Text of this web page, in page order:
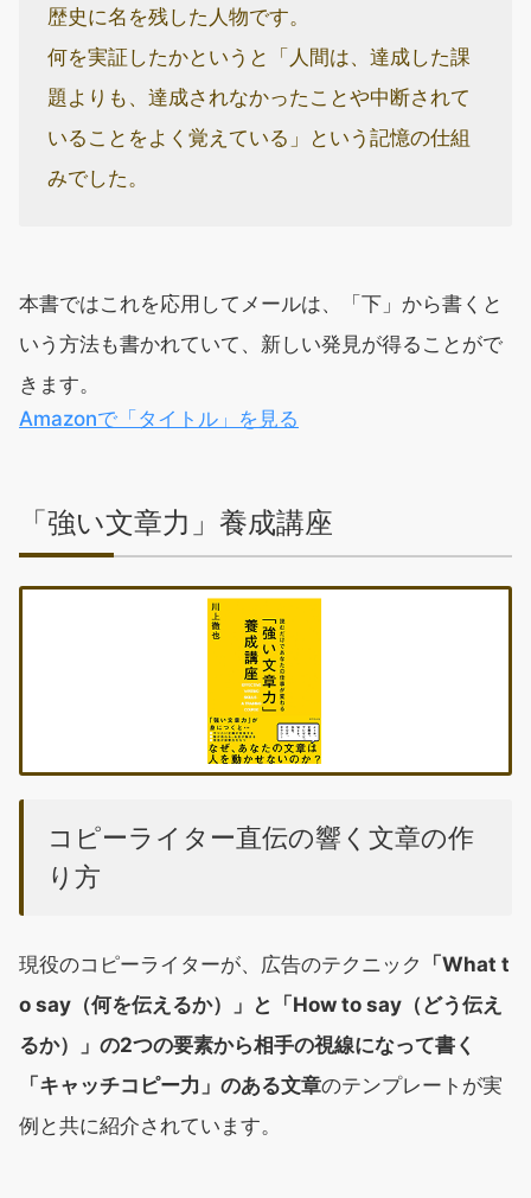
歴史に名を残した人物です。
何を実証したかというと「人間は、達成した課
題よりも、達成されなかったことや中断されて
いることをよく覚えている」という記憶の仕組
みでした。
本書ではこれを応用してメールは、「下」から書くと
いう方法も書かれていて、新しい発見が得ることがで
きます。
Amazonで「タイトル」を見る
「強い文章力」養成講座
コピーライター直伝の響く文章の作
り方
現役のコピーライターが、広告のテクニック
「What t
o say（何を伝えるか）」と「How to say（どう伝え
るか）」の2つの要素から相手の視線になって書く
「キャッチコピー力」のある文章のテンプレートが実
例と共に紹介されています。